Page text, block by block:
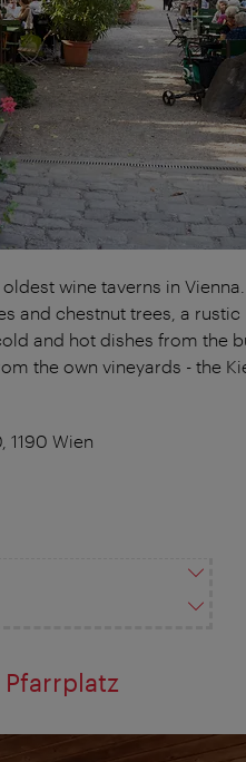
wine taverns in
and chestnut trees, a rustic
and hot dishes from the
the own vineyards - the
1190 Wien